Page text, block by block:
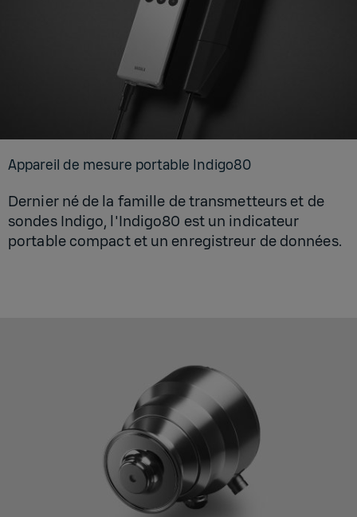
Appa­reil de mesure por­table Indi­go80
Dernier né de la famille de transmetteurs et de
sondes Indigo, l'Indigo80 est un indicateur
portable compact et un enregistreur de données.